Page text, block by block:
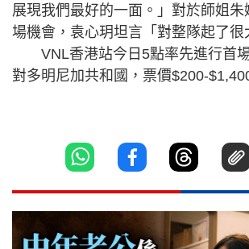
展現我們最好的一面。」對於師姐朱
場機會，袁心玥坦言「對整隊起了很
VNL香港站今日5點率先進行首場
對多明尼加共和國，票價$200-